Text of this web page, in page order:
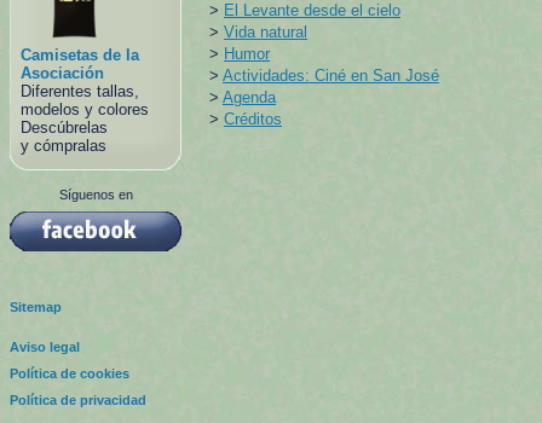
Camisetas de la
Asociación
Diferentes tallas,
modelos y colores
Descúbrelas
y cómpralas
Síguenos en
Sitemap
Aviso legal
Política de cookies
Política de privacidad
> El Levante desde el cielo
> Vida natural
> Humor
> Actividades: Ciné en San José
> Agenda
> Créditos